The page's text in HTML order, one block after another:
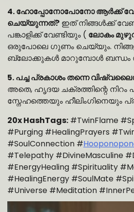
4. ഹോപ്പോനോപോനോ ആർക്ക്
ചെയ്യുന്നത്? ഇത് നിങ്ങൾക്ക്
പങ്കാളിക്ക് വേണ്ടിയും ( ലോകം
ഒരുപോലെ ഗുണം ചെയ്യും.
ബ്ലോക്കുകൾ മാറുമ്പോൾ ബന്ധം
5. പച്ച പ്രകാശം തന്നെ
അതെ, ഹൃദയ ചക്രത്തിന്റെ നിറം
സ്നേഹത്തെയും ഹീലിംഗിനെയും
20x HashTags: #TwinFlame
#Purging #HealingPrayers
#SoulConnection #
#Telepathy #DivineMasculine
#EnergyHealing #Spirituality
#HealingEnergy #SoulMate
#Universe #Meditation